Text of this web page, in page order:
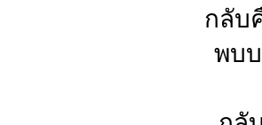
กลับ
พบบ